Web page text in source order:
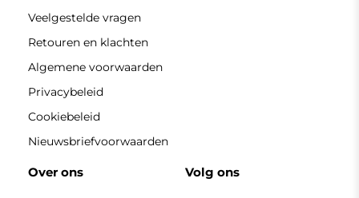
Veelgestelde vragen
Retouren en klachten
Algemene voorwaarden
Privacybeleid
Cookiebeleid
Nieuwsbriefvoorwaarden
Over ons Volg ons